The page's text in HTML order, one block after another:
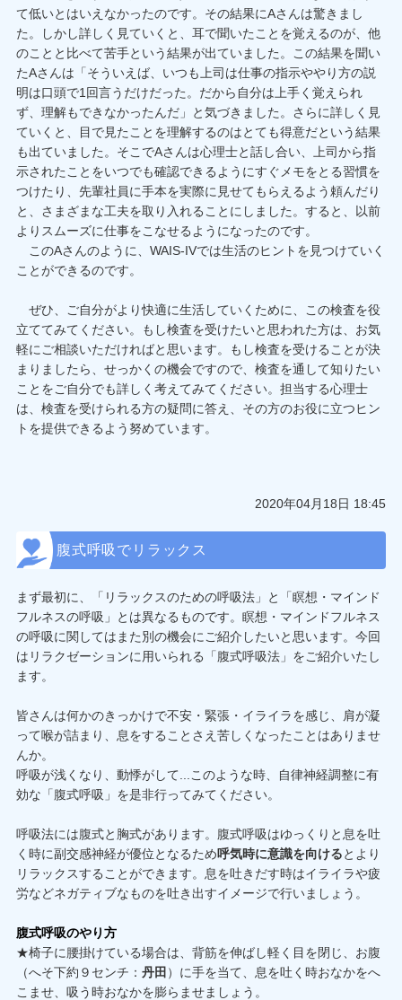
て低いとはいえなかったのです。その結果にAさんは驚きまし
た。しかし詳しく見ていくと、耳で聞いたことを覚えるのが、他
のことと比べて苦手という結果が出ていました。この結果を聞い
たAさんは「そういえば、いつも上司は仕事の指示ややり方の説
明は口頭で1回言うだけだった。だから自分は上手く覚えられ
ず、理解もできなかったんだ」と気づきました。さらに詳しく見
ていくと、目で見たことを理解するのはとても得意だという結果
も出ていました。そこでAさんは心理士と話し合い、上司から指
示されたことをいつでも確認できるようにすぐメモをとる習慣を
つけたり、先輩社員に手本を実際に見せてもらえるよう頼んだり
と、さまざまな工夫を取り入れることにしました。すると、以前
よりスムーズに仕事をこなせるようになったのです。
このAさんのように、WAIS-IVでは生活のヒントを見つけていく
ことができるのです。
ぜひ、ご自分がより快適に生活していくために、この検査を役
立ててみてください。もし検査を受けたいと思われた方は、お気
軽にご相談いただければと思います。もし検査を受けることが決
まりましたら、せっかくの機会ですので、検査を通して知りたい
ことをご自分でも詳しく考えてみてください。担当する心理士
は、検査を受けられる方の疑問に答え、その方のお役に立つヒン
トを提供できるよう努めています。
2020年04月18日 18:45
腹式呼吸でリラックス
まず最初に、「リラックスのための呼吸法」と「瞑想・マインド
フルネスの呼吸」とは異なるものです。瞑想・マインドフルネス
の呼吸に関してはまた別の機会にご紹介したいと思います。今回
はリラクゼーションに用いられる「腹式呼吸法」をご紹介いたし
ます。
皆さんは何かのきっかけで不安・緊張・イライラを感じ、肩が凝
って喉が詰まり、息をすることさえ苦しくなったことはありませ
んか。
呼吸が浅くなり、動悸がして...このような時、自律神経調整に有
効な「腹式呼吸」を是非行ってみてください。
呼吸法には腹式と胸式があります。腹式呼吸はゆっくりと息を吐
く時に副交感神経が優位となるため呼気時に意識を向けるとより
リラックスすることができます。息を吐きだす時はイライラや疲
労などネガティブなものを吐き出すイメージで行いましょう。
腹式呼吸のやり方
★椅子に腰掛けている場合は、背筋を伸ばし軽く目を閉じ、お腹
（へそ下約９センチ： 丹田）に手を当て、息を吐く時おなかをへ
こませ、吸う時おなかを膨らませましょう。